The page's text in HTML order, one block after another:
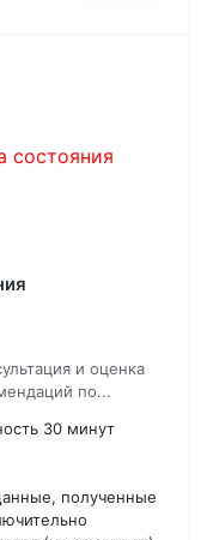
и оценка
по...
30 минут
полученные